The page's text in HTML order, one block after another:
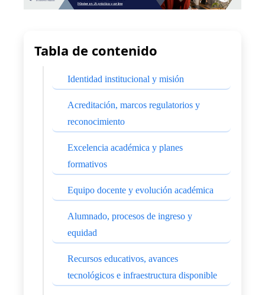
Tabla de contenido
Identidad institucional y misión
Acreditación, marcos regulatorios y
reconocimiento
Excelencia académica y planes
formativos
Equipo docente y evolución académica
Alumnado, procesos de ingreso y
equidad
Recursos educativos, avances
tecnológicos e infraestructura disponible